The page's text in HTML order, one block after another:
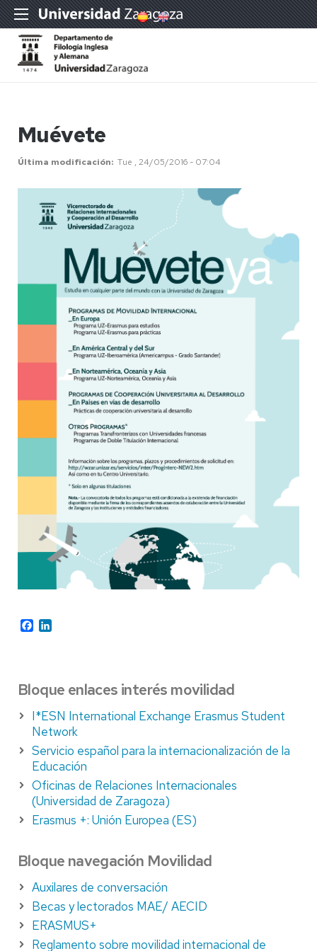
Muévete
Última modificación Tue , 24/05/2016 - 07:04
Facebook
Bloque enlaces interés movilidad
I*ESN International Exchange Erasmus Student
Network
Servicio español para la internacionalización de la
Educación
Oficinas de Relaciones Internacionales
(Universidad de Zaragoza)
Erasmus +: Unión Europea (ES)
Bloque navegación Movilidad
Auxilares de conversación
Becas y lectorados MAE/ AECID
ERASMUS+
Reglamento sobre movilidad internacional de